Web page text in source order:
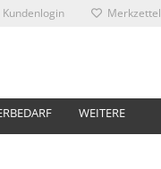
Kundenlogin Merkzettel
WEITERE